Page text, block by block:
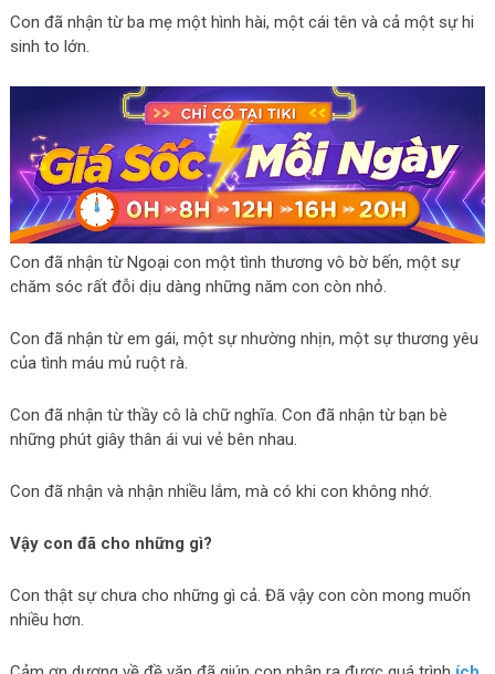
Con đã nhận từ ba mẹ một hình hài, một cái tên và cả một sự hi
sinh to lớn.
Con đã nhận từ Ngoại con một tình thương vô bờ bến, một sự
chăm sóc rất đỗi dịu dàng những năm con còn nhỏ.
Con đã nhận từ em gái, một sự nhường nhịn, một sự thương yêu
của tình máu mủ ruột rà.
Con đã nhận từ thầy cô là chữ nghĩa. Con đã nhận từ bạn bè
những phút giây thân ái vui vẻ bên nhau.
Con đã nhận và nhận nhiều lắm, mà có khi con không nhớ.
Vậy con đã cho những gì?
Con thật sự chưa cho những gì cả. Đã vậy con còn mong muốn
nhiều hơn.